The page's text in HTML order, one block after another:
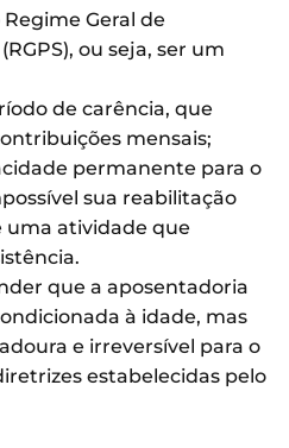
Geral de
ou seja, ser um
de carência, que
mensais;
permanente para o
sua reabilitação
uma atividade que
que a aposentadoria
à idade, mas
e irreversível para o
estabelecidas pelo